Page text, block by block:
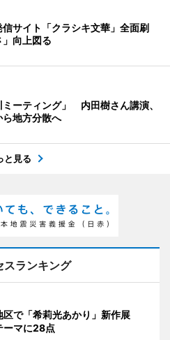
サイト「クラシキ文華」全面刷
向上図る
ーティング」 内田樹さん講演、
地方分散へ
と見る
スランキング
区で「希莉光あかり」新作展
ーマに28点